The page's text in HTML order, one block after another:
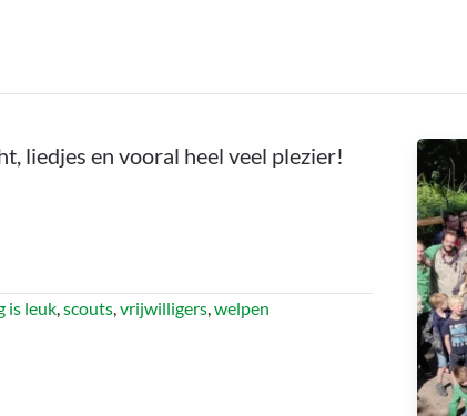
liedjes en vooral heel veel plezier!
is leuk,scouts,vrijwilligers,welpen